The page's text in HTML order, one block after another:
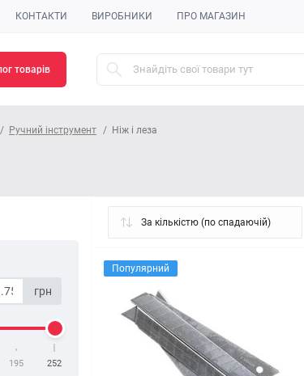
КОНТАКТИ ВИРОБНИКИ ПРО МАГАЗИН
товарів
Ручний інструмент Ніж і леза
грн
195 252
Популярний